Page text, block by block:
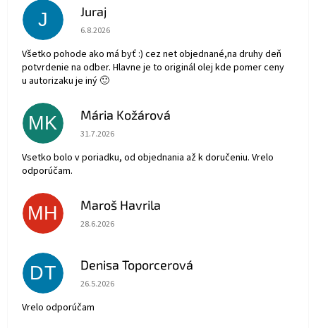
J Juraj
Hodnotenie obchodu je 5 z 5 hviezdičiek.
6.8.2026
Všetko pohode ako má byť :) cez net objednané,na druhy deň
potvrdenie na odber. Hlavne je to originál olej kde pomer ceny
u autorizaku je iný 🙂
MK Mária Kožárová
Hodnotenie obchodu je 5 z 5 hviezdičiek.
31.7.2026
Vsetko bolo v poriadku, od objednania až k doručeniu. Vrelo
odporúčam.
MH Maroš Havrila
Hodnotenie obchodu je 5 z 5 hviezdičiek.
28.6.2026
DT Denisa Toporcerová
Hodnotenie obchodu je 5 z 5 hviezdičiek.
26.5.2026
Vrelo odporúčam